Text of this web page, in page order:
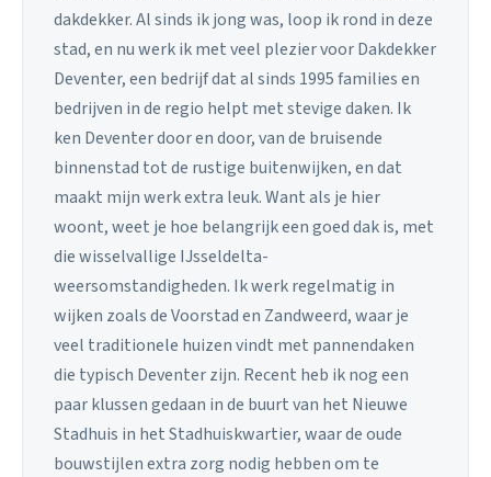
dakdekker. Al sinds ik jong was, loop ik rond in deze
stad, en nu werk ik met veel plezier voor Dakdekker
Deventer, een bedrijf dat al sinds 1995 families en
bedrijven in de regio helpt met stevige daken. Ik
ken Deventer door en door, van de bruisende
binnenstad tot de rustige buitenwijken, en dat
maakt mijn werk extra leuk. Want als je hier
woont, weet je hoe belangrijk een goed dak is, met
die wisselvallige IJsseldelta-
weersomstandigheden. Ik werk regelmatig in
wijken zoals de Voorstad en Zandweerd, waar je
veel traditionele huizen vindt met pannendaken
die typisch Deventer zijn. Recent heb ik nog een
paar klussen gedaan in de buurt van het Nieuwe
Stadhuis in het Stadhuiskwartier, waar de oude
bouwstijlen extra zorg nodig hebben om te